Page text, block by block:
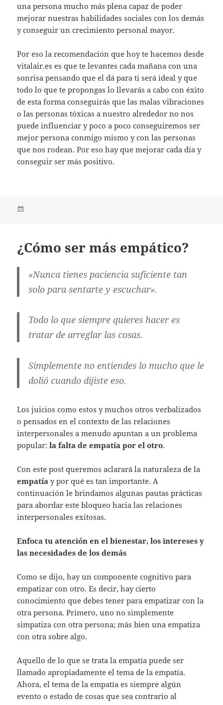
una persona mucho más plena capaz de poder
mejorar nuestras habilidades sociales con los demás
y conseguir un crecimiento personal mayor.
Por eso la recomendación que hoy te hacemos desde
vitalair.es es que te levantes cada mañana con una
sonrisa pensando que el dá para ti será ideal y que
todo lo que te propongas lo llevarás a cabo con éxito
de esta forma conseguirás que las malas vibraciones
o las personas tóxicas a nuestro alrededor no nos
puede influenciar y poco a poco conseguiremos ser
mejor persona conmigo mismo y con las personas
que nos rodean. Por eso hay que mejorar cada día y
conseguir ser más positivo.
¿Cómo ser más empático?
«Nunca tienes paciencia suficiente tan
solo para sentarte y escuchar».
Todo lo que siempre quieres hacer es
tratar de arreglar las cosas.
Simplemente no entiendes lo mucho que le
dolió cuando dijiste eso.
Los juicios como estos y muchos otros verbalizados
o pensados en el contexto de las relaciones
interpersonales a menudo apuntan a un problema
popular:la falta de empatía por el otro.
Con este post queremos aclarará la naturaleza de la
empatíay por qué es tan importante. A
continuación le brindamos algunas pautas prácticas
para abordar este bloqueo hacia las relaciones
interpersonales exitosas.
Enfoca tu atención en el bienestar, los intereses y
las necesidades de los demás
Como se dijo, hay un componente cognitivo para
empatizar con otro. Es decir, hay cierto
conocimiento que debes tener para empatizar con la
otra persona. Primero, uno no simplemente
simpatiza con otra persona; más bien una empatiza
con otra sobre algo.
Aquello de lo que se trata la empatía puede ser
llamado apropiadamente el tema de la empatía.
Ahora, el tema de la empatía es siempre algún
evento o estado de cosas que sea contrario al